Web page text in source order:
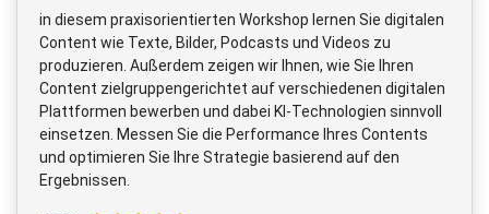
in diesem praxisorientierten Workshop lernen Sie digitalen
Content wie Texte, Bilder, Podcasts und Videos zu
produzieren. Außerdem zeigen wir Ihnen, wie Sie Ihren
Content zielgruppengerichtet auf verschiedenen digitalen
Plattformen bewerben und dabei KI-Technologien sinnvoll
einsetzen. Messen Sie die Performance Ihres Contents
und optimieren Sie Ihre Strategie basierend auf den
Ergebnissen.